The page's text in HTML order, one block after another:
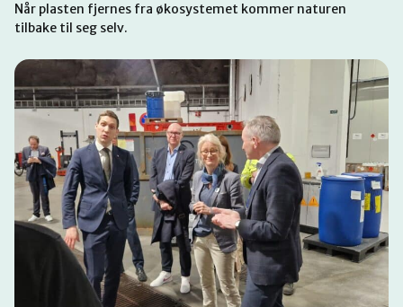
Når plasten fjernes fra økosystemet kommer naturen
tilbake til seg selv.